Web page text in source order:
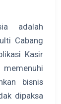
adalah
Cabang
Kasir
bisnis
dipaksa